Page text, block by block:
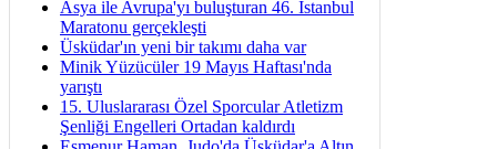
Asya ile Avrupa'yı buluşturan 46. İstanbul
Maratonu gerçekleşti
Üsküdar'ın yeni bir takımı daha var
Minik Yüzücüler 19 Mayıs Haftası'nda
yarıştı
15. Uluslararası Özel Sporcular Atletizm
Şenliği Engelleri Ortadan kaldırdı